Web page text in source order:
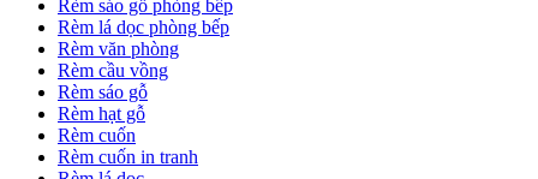
Rèm sáo gỗ phòng bếp
Rèm lá dọc phòng bếp
Rèm văn phòng
Rèm cầu vồng
Rèm sáo gỗ
Rèm hạt gỗ
Rèm cuốn
Rèm cuốn in tranh